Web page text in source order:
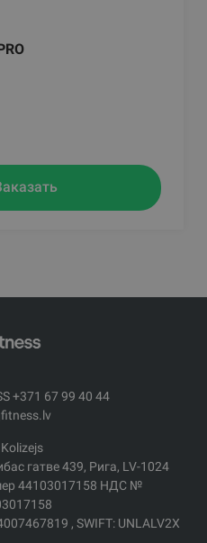
+371 67 99 40 44
гатве 439, Рига, LV-1024
44103017158 НДС №
, SWIFT: UNLALV2X